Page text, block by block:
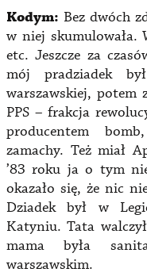
Kodym: Bez dwóch
w niej skumulowała.
etc. Jeszcze za
mój pradziadek
warszawskiej, potem
PPS – frakcja
producentem
zamachy. Też miał
’83 roku ja o tym
okazało się, że nic
Dziadek był w
Katyniu. Tata
mama była
warszawskim.